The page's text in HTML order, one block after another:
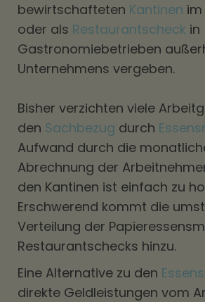
bewirtschafteten Kantinen
oder als Restaurantscheck in
Gastronomiebetrieben
Unternehmens vergeben.
Bisher verzichten viele
den Sachbezug durch
Aufwand durch die
Abrechnung der
den Kantinen ist einfach zu
Erschwerend kommt die
Verteilung der
Restaurantschecks hinzu.
Eine Alternative zu den
direkte Geldleistungen vom